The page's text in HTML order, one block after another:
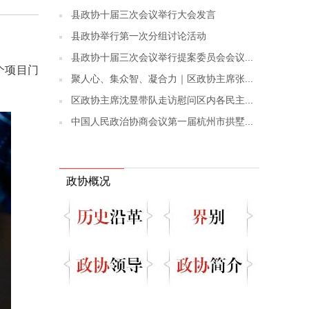
项目门
县政协十届三次会议举行大会发言
县政协举行第一次分组讨论活动
县政协十届三次会议举行提案委员会会议...
聚人心、集众智、凝合力｜区政协主席张...
区政协主席沈昱带队走访慰问区内各民主...
中国人民政治协商会议第一届杭州市拱墅...
政协概况